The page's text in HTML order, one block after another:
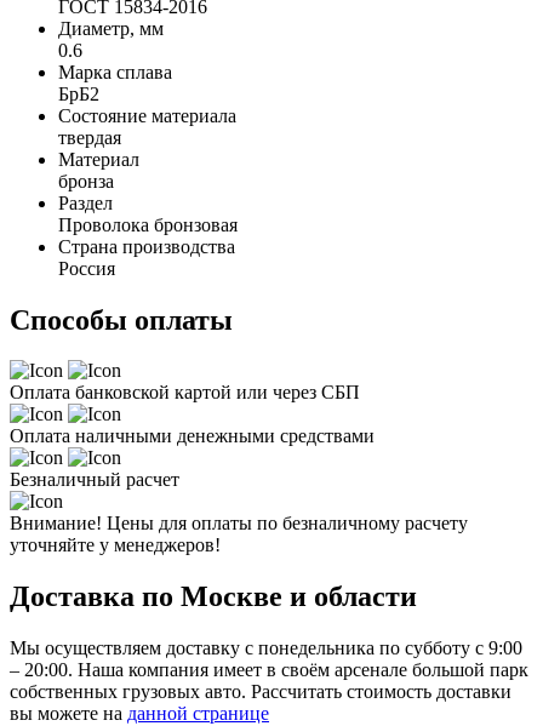
ГОСТ 15834-2016
Диаметр, мм
0.6
Марка сплава
БрБ2
Состояние материала
твердая
Материал
бронза
Раздел
Проволока бронзовая
Страна производства
Россия
Способы оплаты
Оплата банковской картой или через СБП
Оплата наличными денежными средствами
Безналичный расчет
Внимание! Цены для оплаты по безналичному расчету
уточняйте у менеджеров!
Доставка по Москве и области
Мы осуществляем доставку с понедельника по субботу с 9:00
– 20:00. Наша компания имеет в своём арсенале большой парк
собственных грузовых авто. Рассчитать стоимость доставки
вы можете на данной странице